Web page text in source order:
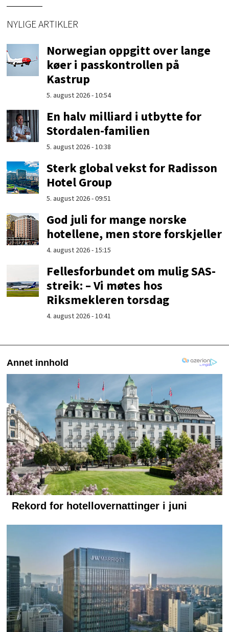
NYLIGE ARTIKLER
Norwegian oppgitt over lange
køer i passkontrollen på
Kastrup
5. august 2026 - 10:54
En halv milliard i utbytte for
Stordalen-familien
5. august 2026 - 10:38
Sterk global vekst for Radisson
Hotel Group
5. august 2026 - 09:51
God juli for mange norske
hotellene, men store forskjeller
4. august 2026 - 15:15
Fellesforbundet om mulig SAS-
streik: – Vi møtes hos
Riksmekleren torsdag
4. august 2026 - 10:41